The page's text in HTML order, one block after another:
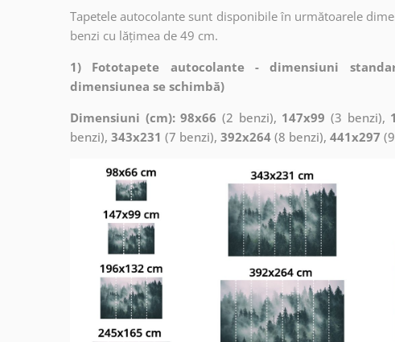
Tapetele autocolante sunt disponibile în următoarele
benzi cu lățimea de 49 cm.
1) Fototapete autocolante - dimensiuni
dimensiunea se schimbă)
Dimensiuni (cm): 98x66 (2 benzi), 147x99 (3 benzi),
benzi), 343x231 (7 benzi), 392x264 (8 benzi), 441x297